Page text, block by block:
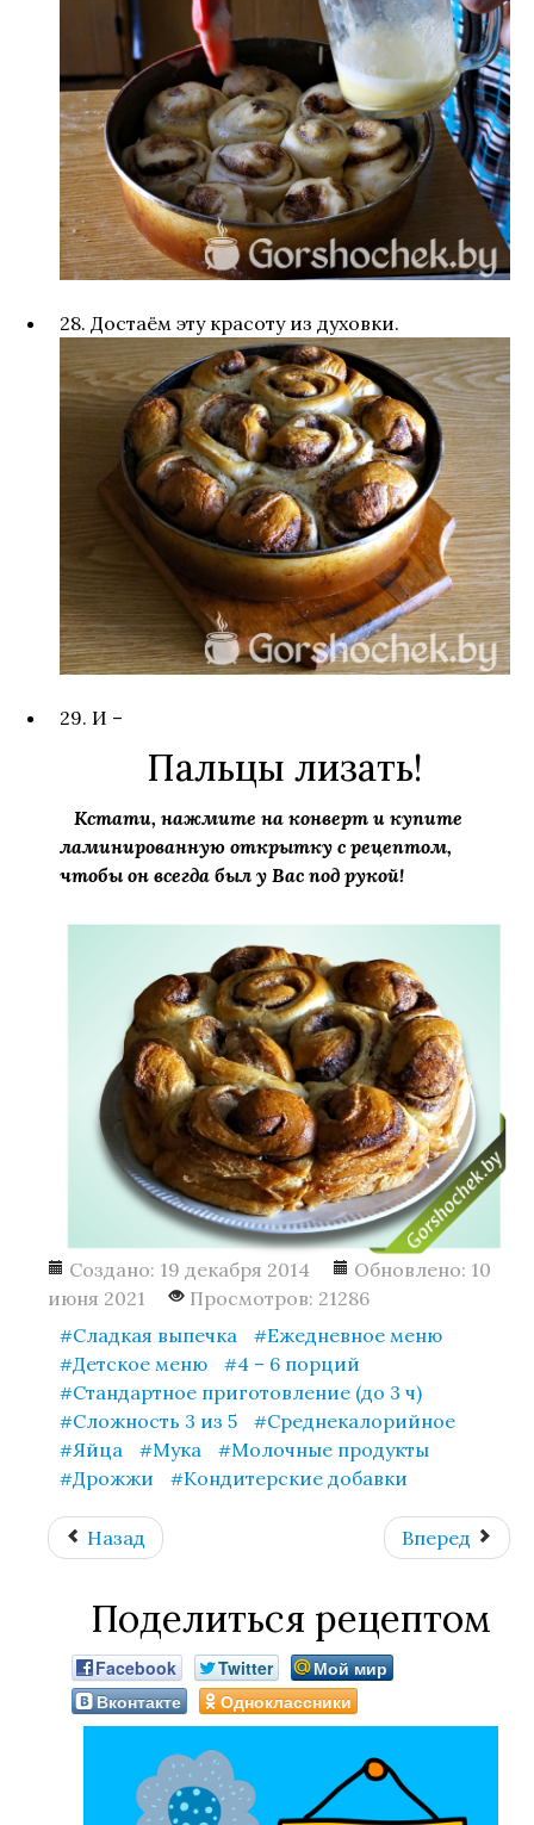
28. Достаём эту красоту из духовки.
29. И –
Пальцы лизать!
Кстати, нажмите на конверт и купите
ламинированную открытку с рецептом,
чтобы он всегда был у Вас под рукой!
Создано: 19 декабря 2014
Обновлено: 10
июня 2021
Просмотров: 21286
Сладкая выпечка
Ежедневное меню
Детское меню
4 – 6 порций
Стандартное приготовление (до 3 ч)
Сложность 3 из 5
Среднекалорийное
Яйца
Мука
Молочные продукты
Дрожжи
Кондитерские добавки
Назад Вперед
Поделиться рецептом
Facebook Twitter
Мой мир
Вконтакте
Одноклассники